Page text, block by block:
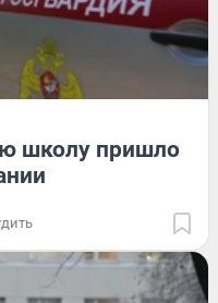
школу пришло